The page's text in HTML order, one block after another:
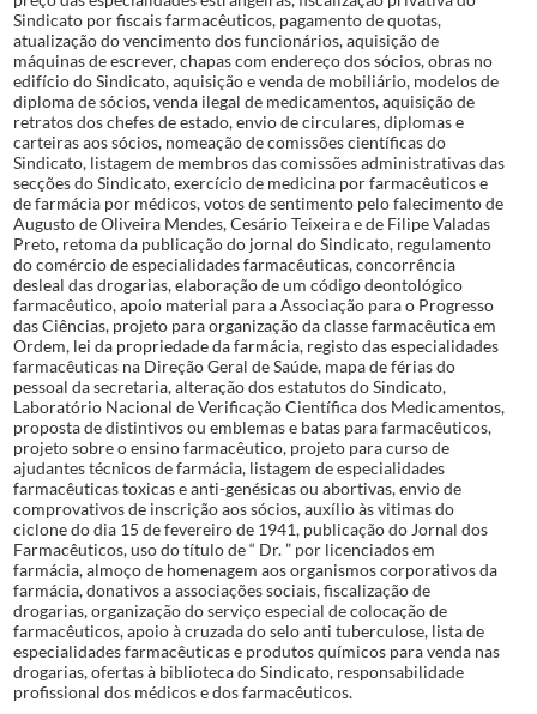
Sindicato por fiscais farmacêuticos, pagamento de quotas,
atualização do vencimento dos funcionários, aquisição de
máquinas de escrever, chapas com endereço dos sócios, obras no
edifício do Sindicato, aquisição e venda de mobiliário, modelos de
diploma de sócios, venda ilegal de medicamentos, aquisição de
retratos dos chefes de estado, envio de circulares, diplomas e
carteiras aos sócios, nomeação de comissões científicas do
Sindicato, listagem de membros das comissões administrativas das
secções do Sindicato, exercício de medicina por farmacêuticos e
de farmácia por médicos, votos de sentimento pelo falecimento de
Augusto de Oliveira Mendes, Cesário Teixeira e de Filipe Valadas
Preto, retoma da publicação do jornal do Sindicato, regulamento
do comércio de especialidades farmacêuticas, concorrência
desleal das drogarias, elaboração de um código deontológico
farmacêutico, apoio material para a Associação para o Progresso
das Ciências, projeto para organização da classe farmacêutica em
Ordem, lei da propriedade da farmácia, registo das especialidades
farmacêuticas na Direção Geral de Saúde, mapa de férias do
pessoal da secretaria, alteração dos estatutos do Sindicato,
Laboratório Nacional de Verificação Científica dos Medicamentos,
proposta de distintivos ou emblemas e batas para farmacêuticos,
projeto sobre o ensino farmacêutico, projeto para curso de
ajudantes técnicos de farmácia, listagem de especialidades
farmacêuticas toxicas e anti-genésicas ou abortivas, envio de
comprovativos de inscrição aos sócios, auxílio às vitimas do
ciclone do dia 15 de fevereiro de 1941, publicação do Jornal dos
Farmacêuticos, uso do título de “ Dr. ” por licenciados em
farmácia, almoço de homenagem aos organismos corporativos da
farmácia, donativos a associações sociais, fiscalização de
drogarias, organização do serviço especial de colocação de
farmacêuticos, apoio à cruzada do selo anti tuberculose, lista de
especialidades farmacêuticas e produtos químicos para venda nas
drogarias, ofertas à biblioteca do Sindicato, responsabilidade
profissional dos médicos e dos farmacêuticos.